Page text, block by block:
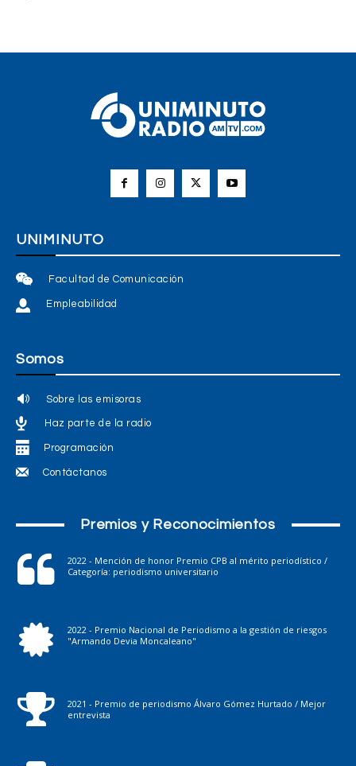
UNIMINUTO
Facultad de Comunicación
Empleabilidad
Somos
Sobre las emisoras
Haz parte de la radio
Programación
Contáctanos
Premios y Reconocimientos
2022 - Mención de honor Premio CPB al mérito periodístico /
Categoría: periodismo universitario
2022 - Premio Nacional de Periodismo a la gestión de riesgos
"Armando Devia Moncaleano"
2021 - Premio de periodismo Álvaro Gómez Hurtado / Mejor
entrevista